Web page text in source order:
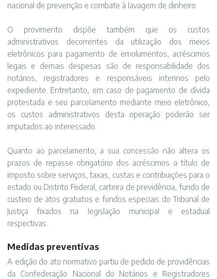
nacional de prevenção e combate à lavagem de dinheiro.
O provimento dispõe também que os custos
administrativos decorrentes da utilização dos meios
eletrônicos para pagamento de emolumentos, acréscimos
legais e demais despesas são de responsabilidade dos
notários, registradores e responsáveis interinos pelo
expediente. Entretanto, em caso de pagamento de dívida
protestada e seu parcelamento mediante meio eletrônico,
os custos administrativos desta operação poderão ser
imputados ao interessado.
Quanto ao parcelamento, a sua concessão não altera os
prazos de repasse obrigatório dos acréscimos a título de
imposto sobre serviços, taxas, custas e contribuições para o
estado ou Distrito Federal, carteira de previdência, fundo de
custeio de atos gratuitos e fundos especiais do Tribunal de
Justiça fixados na legislação municipal e estadual
respectivas.
Medidas preventivas
A edição do ato normativo partiu de pedido de providências
da Confederação Nacional do Notários e Registradores